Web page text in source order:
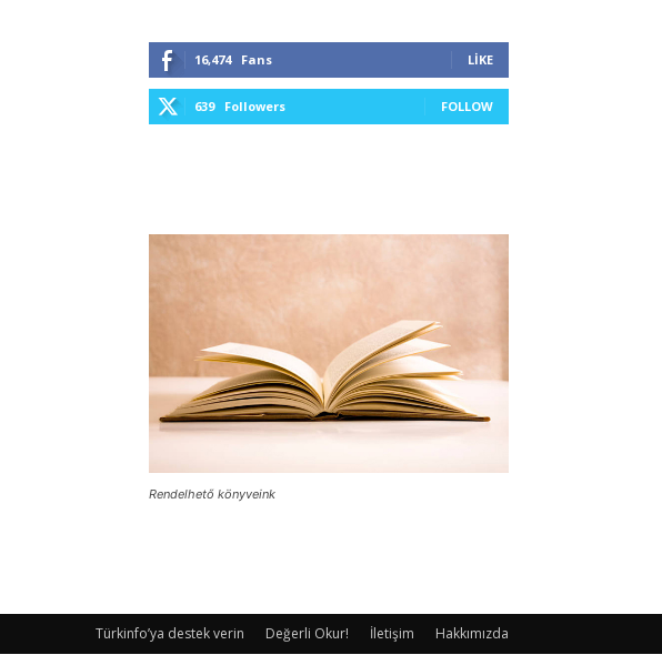
16,474 Fans LIKE
639 Followers FOLLOW
Rendelhető könyveink
Türkinfo’ya destek verin Değerli Okur! İletişim Hakkımızda